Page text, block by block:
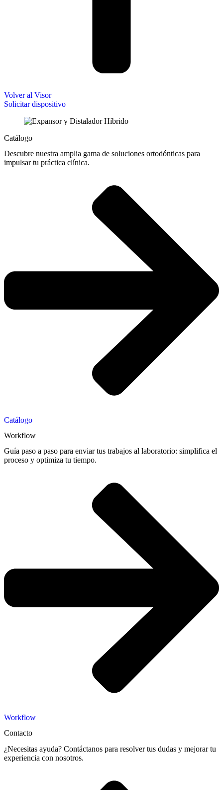
Volver al Visor
Solicitar dispositivo
Catálogo
Descubre nuestra amplia gama de soluciones ortodónticas para
impulsar tu práctica clínica.
Catálogo
Workflow
Guía paso a paso para enviar tus trabajos al laboratorio: simplifica el
proceso y optimiza tu tiempo.
Workflow
Contacto
¿Necesitas ayuda? Contáctanos para resolver tus dudas y mejorar tu
experiencia con nosotros.